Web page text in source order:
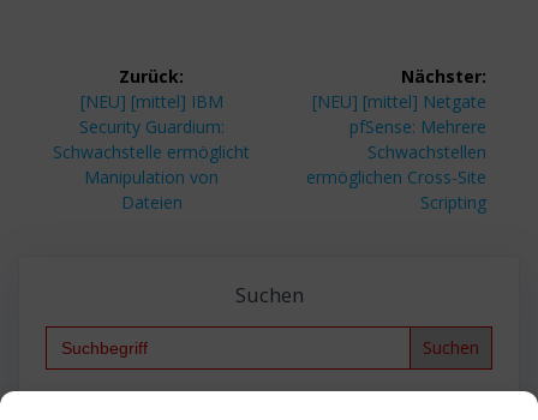
Beitragsnavigation
Zurück:
Vorheriger
Beitrag:
[NEU] [mittel] IBM
Security Guardium:
Schwachstelle ermöglicht
Manipulation von
Dateien
Nächster:
Nächster
Beitrag:
[NEU] [mittel] Netgate
pfSense: Mehrere
Schwachstellen
ermöglichen Cross-Site
Scripting
Suchen
Search